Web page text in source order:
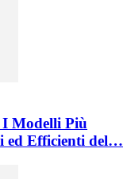
Modelli Più
ed Efficienti del…